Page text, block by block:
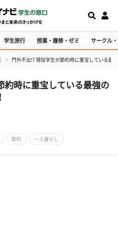
学生旅行 授業・履修・ゼミ サークル
門外不出!? 現役学生が節約時に重宝している最
約時に重宝している最強の
節約 一人暮らし